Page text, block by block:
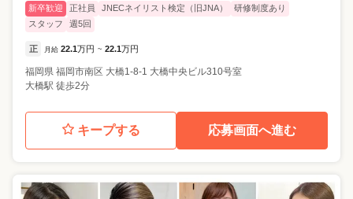
新卒歓迎 正社員 JNECネイリスト検定（旧JNA）
研修制度あり
スタッフ
週5回
正 月給 22.1万円 ~ 22.1万円
福岡県 福岡市南区 大橋1-8-1 大橋中央ビル310号室
大橋駅 徒歩2分
キープする 応募画面へ進む